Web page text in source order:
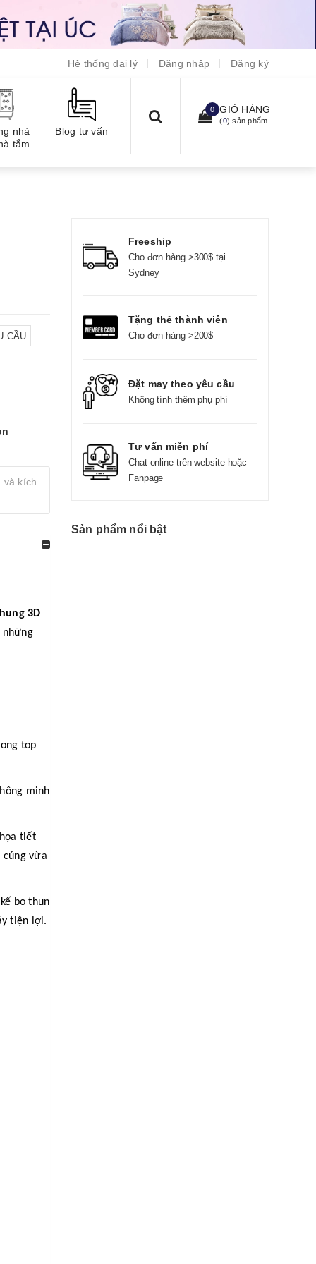
Hệ thống đại lý Đăng nhập Đăng ký
nhà
tắm
Blog tư vấn
0 GIỎ HÀNG
(0) sản phẩm
CẦU
và kích
3D
những
top
minh
tiết
cúng vừa
bo thun
tiện lợi.
Freeship
Cho đơn hàng >300$ tại
Sydney
Tặng thẻ thành viên
Cho đơn hàng >200$
Đặt may theo yêu cầu
Không tính thêm phụ phí
Tư vấn miễn phí
Chat online trên website hoặc
Fanpage
Sản phẩm nổi bật